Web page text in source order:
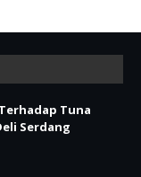
Tuna
Serdang